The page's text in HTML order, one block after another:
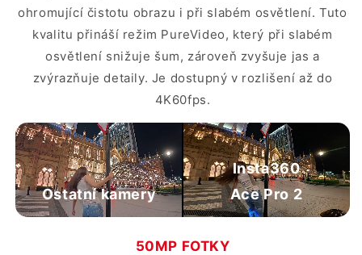
ohromující čistotu obrazu i při slabém osvětlení. Tuto
kvalitu přináší režim PureVideo, který při slabém
osvětlení snižuje šum, zároveň zvyšuje jas a
zvýrazňuje detaily. Je dostupný v rozlišení až do
4K60fps.
Ostatní kamery
Insta360
Ace Pro 2
50MP FOTKY